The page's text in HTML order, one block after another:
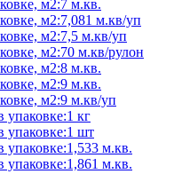
м2:7 м.кв.
м2:7,081 м.кв/уп
м2:7,5 м.кв/уп
м2:70 м.кв/рулон
м2:8 м.кв.
м2:9 м.кв.
м2:9 м.кв/уп
упаковке:1 кг
упаковке:1 шт
упаковке:1,533 м.кв.
упаковке:1,861 м.кв.